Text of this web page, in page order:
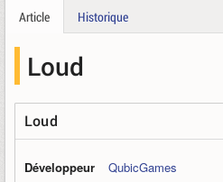
Article Historique
Loud
Loud
Développeur QubicGames